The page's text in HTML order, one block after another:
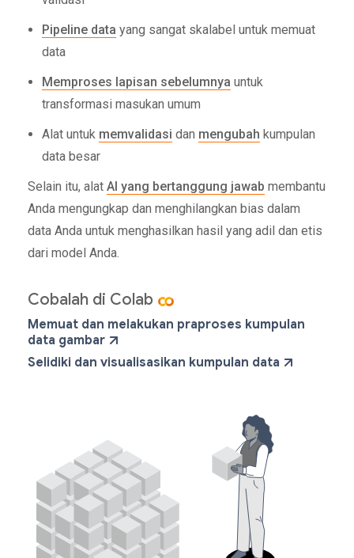
Pipeline data yang sangat skalabel untuk memuat
data
Memproses lapisan sebelumnya untuk
transformasi masukan umum
Alat untuk memvalidasi dan mengubah kumpulan
data besar
Selain itu, alat AI yang bertanggung jawab membantu
Anda mengungkap dan menghilangkan bias dalam
data Anda untuk menghasilkan hasil yang adil dan etis
dari model Anda.
Cobalah di Colab
Memuat dan melakukan praproses kumpulan
data gambar
Selidiki dan visualisasikan kumpulan data